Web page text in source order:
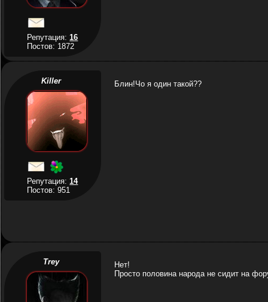
Репутация:16
Постов: 1872
Killer
Репутация:14
Постов: 951
Блин!Чо я один такой??
Trey
Нет!
Просто половина народа не сидит на